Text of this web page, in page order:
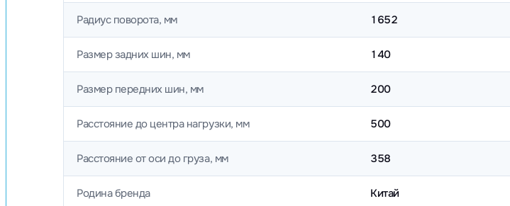
Радиус поворота, мм 1652
Размер задних шин, мм 140
Размер передних шин, мм 200
Расстояние до центра нагрузки, мм 500
Расстояние от оси до груза, мм 358
Родина бренда Китай